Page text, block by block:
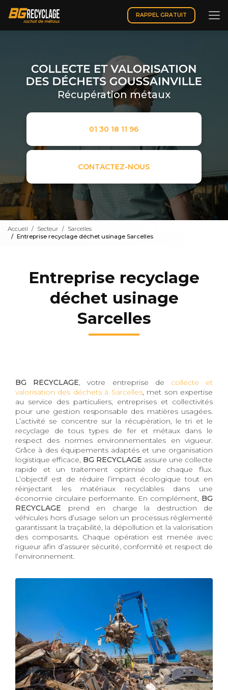
contenu
principal
RAPPEL GRATUIT
Récupération métaux
01 30 18 11 96
CONTACTEZ-NOUS
Accueil Secteur
Sarcelles
Entreprise recyclage déchet usinage Sarcelles
Entreprise recyclage
déchet usinage
Sarcelles
BG RECYCLAGE, votre entreprise de collecte et
valorisation des déchets à Sarcelles, met son expertise
au service des particuliers, entreprises et collectivités
pour une gestion responsable des matières usagées.
L’activité se concentre sur la récupération, le tri et le
recyclage de tous types de fer et métaux dans le
respect des normes environnementales en vigueur.
Grâce à des équipements adaptés et une organisation
logistique efficace, BG RECYCLAGE assure une collecte
rapide et un traitement optimisé de chaque flux.
L’objectif est de réduire l’impact écologique tout en
réinjectant les matériaux recyclables dans une
économie circulaire performante. En complément, BG
RECYCLAGE prend en charge la destruction de
véhicules hors d’usage selon un processus réglementé
garantissant la traçabilité, la dépollution et la valorisation
des composants. Chaque opération est menée avec
rigueur afin d’assurer sécurité, conformité et respect de
l’environnement.